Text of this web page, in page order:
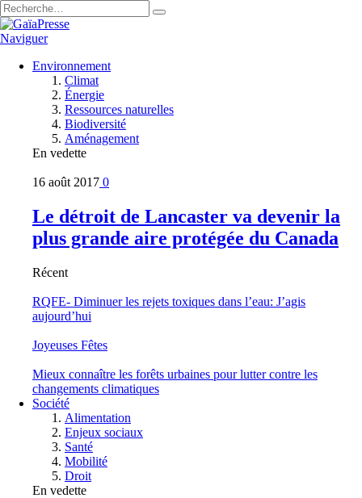
Naviguer
Environnement
Climat
Énergie
Ressources naturelles
Biodiversité
Aménagement
En vedette
16 août 2017 0
Le détroit de Lancaster va devenir la
plus grande aire protégée du Canada
Récent
RQFE- Diminuer les rejets toxiques dans l’eau: J’agis
aujourd’hui
Joyeuses Fêtes
Mieux connaître les forêts urbaines pour lutter contre les
changements climatiques
Société
Alimentation
Enjeux sociaux
Santé
Mobilité
Droit
En vedette